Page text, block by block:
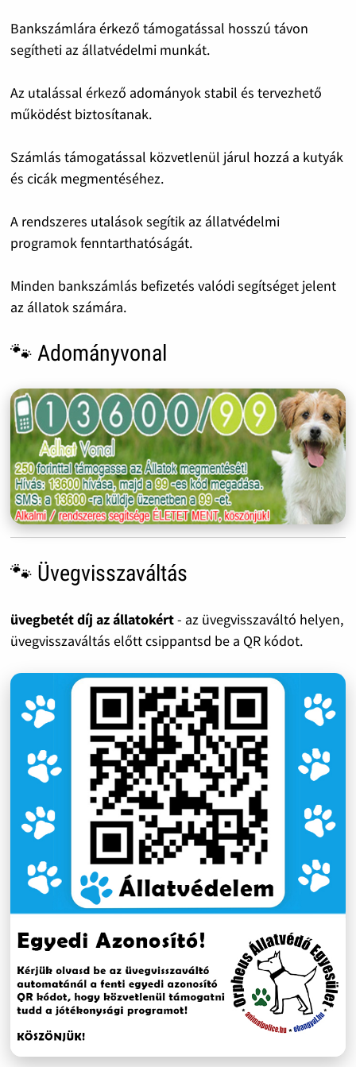
Bankszámlára érkező támogatással hosszú távon
segítheti az állatvédelmi munkát.
Az utalással érkező adományok stabil és tervezhető
működést biztosítanak.
Számlás támogatással közvetlenül járul hozzá a kutyák
és cicák megmentéséhez.
A rendszeres utalások segítik az állatvédelmi
programok fenntarthatóságát.
Minden bankszámlás befizetés valódi segítséget jelent
az állatok számára.
🐾 Adományvonal
🐾 Üvegvisszaváltás
üvegbetét díj az állatokért- az üvegvisszaváltó helyen,
üvegvisszaváltás előtt csippantsd be a QR kódot.